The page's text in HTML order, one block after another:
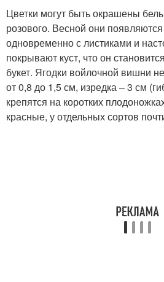
Цветки могут быть окрашены
розового. Весной они
одновременно с листиками и
покрывают куст, что он
букет. Ягодки войлочной вишни
от 0,8 до 1,5 см, изредка – 3 см
крепятся на коротких
красные, у отдельных сортов